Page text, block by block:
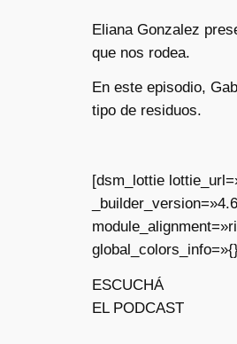
Eliana Gonzalez
que nos rodea.
En este episodio,
tipo de residuos.
[dsm_lottie
ESCUCHÁ
EL PODCAST